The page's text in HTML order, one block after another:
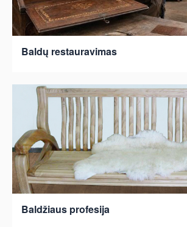
Baldų restauravimas
Baldžiaus profesija